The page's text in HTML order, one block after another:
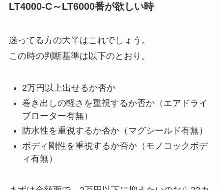
LT4000-C～LT6000番が欲しい時
迷ってる方の大半はこれでしょう。
この時の判断基準は以下のとおり。
2万円以上出せるか否か
巻き出しの軽さを重視するか否か（エアドライ
ブローター有無）
防水性を重視するか否か（マグシールド有無）
ボディ剛性を重視するか否か（モノコックボデ
ィ有無）